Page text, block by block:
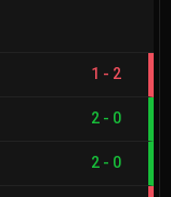
1 - 2
2 - 0
2 - 0